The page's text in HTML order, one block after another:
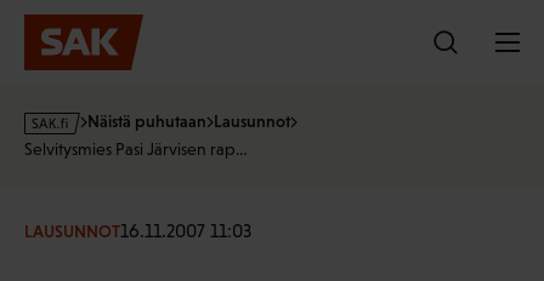
Hyppää
sisältöön
s
a
f
Näistä puhutaan Lausunnot
Selvitysmies Pasi Järvisen rap…
LAUSUNNOT16.11.2007 11:03